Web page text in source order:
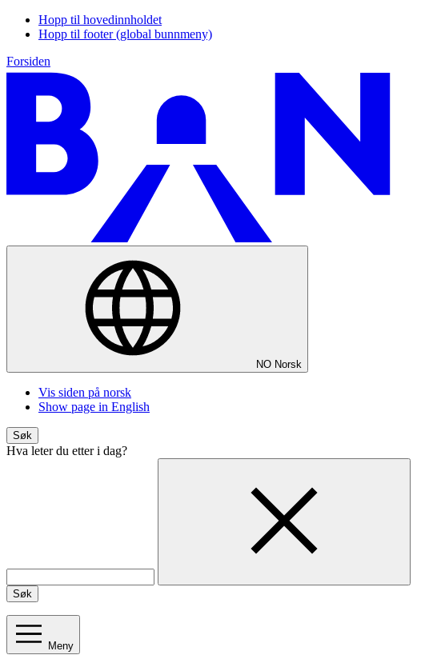
Hopp til hovedinnholdet
Hopp til footer (global bunnmeny)
Forsiden
NO Norsk
Vis siden på norsk
Show page in English
Søk
Hva leter du etter i dag?
Søk
Meny